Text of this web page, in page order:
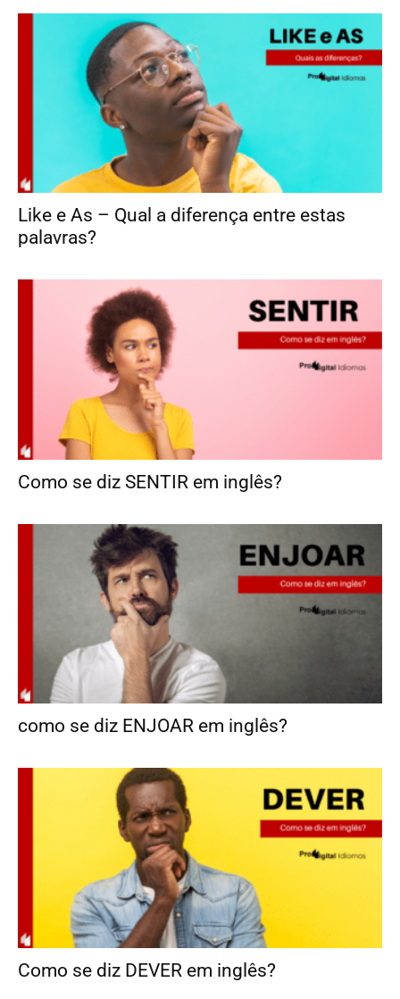
Like e As – Qual a diferença entre estas
palavras?
Como se diz SENTIR em inglês?
como se diz ENJOAR em inglês?
Como se diz DEVER em inglês?